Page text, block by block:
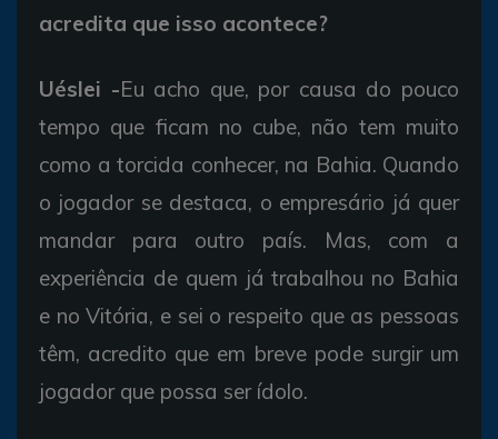
acredita que isso acontece?
Uéslei -Eu acho que, por causa do pouco
tempo que ficam no cube, não tem muito
como a torcida conhecer, na Bahia. Quando
o jogador se destaca, o empresário já quer
mandar para outro país. Mas, com a
experiência de quem já trabalhou no Bahia
e no Vitória, e sei o respeito que as pessoas
têm, acredito que em breve pode surgir um
jogador que possa ser ídolo.